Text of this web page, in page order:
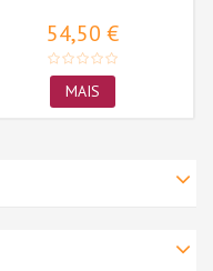
54,50 €
MAIS